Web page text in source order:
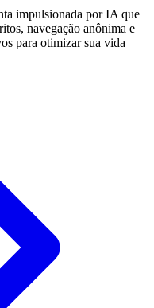
impulsionada por IA que
navegação anônima e
para otimizar sua vida